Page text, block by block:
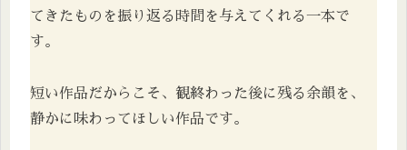
てきたものを振り返る時間を与えてくれる一本で
す。
短い作品だからこそ、観終わった後に残る余韻を、
静かに味わってほしい作品です。